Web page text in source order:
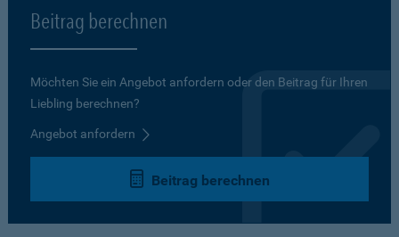
Beitrag berechnen
Möchten Sie ein Angebot anfordern oder den Beitrag für Ihren
Liebling berechnen?
Angebot anfordern
Beitrag berechnen